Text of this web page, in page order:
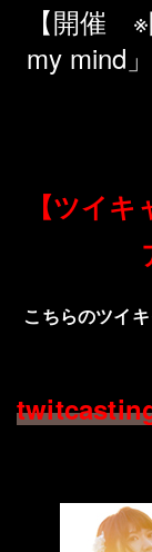
【開催
my mind
【ツイ
こちらのツイ